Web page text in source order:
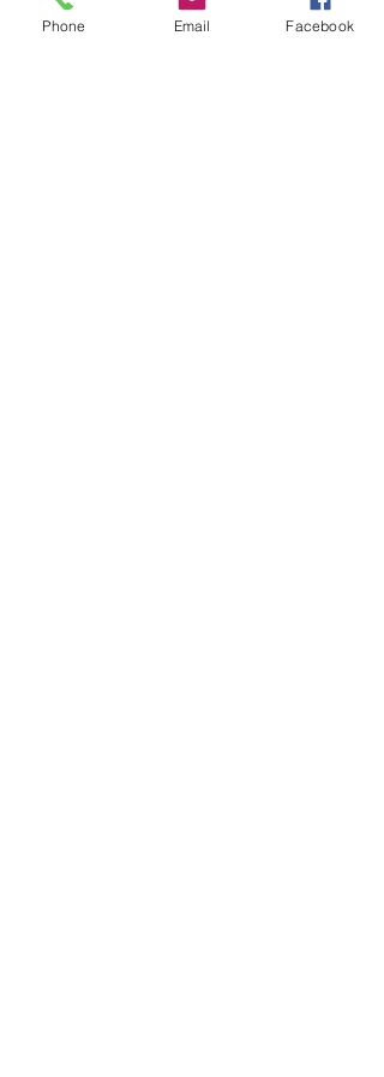
Phone Email Facebook